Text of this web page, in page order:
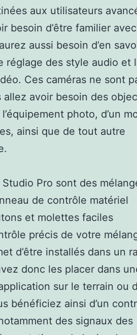
aux utilisateurs
besoin d’être familier
aussi besoin d’en
réglage des style audio et
Ces caméras ne sont
avoir besoin des
photo, d’un
ainsi que de tout autre
Pro sont des
de contrôle matériel
et molettes faciles
précis de votre
d’être installés dans un
donc les placer dans
sur le terrain ou
bénéficiez ainsi d’un
des signaux des